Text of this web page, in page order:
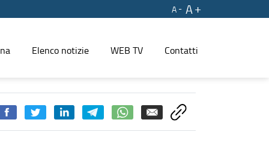
A
A
Elenco notizie WEB TV Contatti